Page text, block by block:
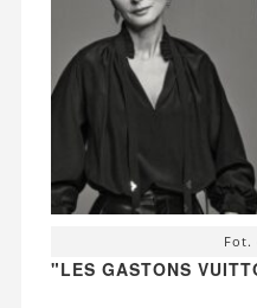
Fot.
"LES GASTONS